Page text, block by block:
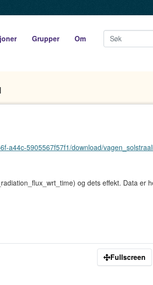
Grupper Om
5905567f57f1/download/
og dets effekt. Data er
Fullscreen